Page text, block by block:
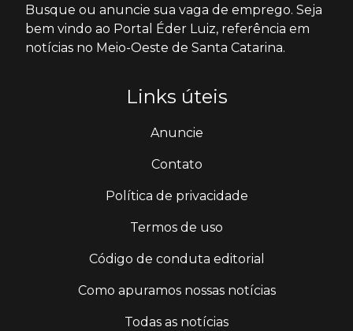
Busque ou anuncie sua vaga de emprego. Seja
bem vindo ao Portal Éder Luiz, referência em
notícias no Meio-Oeste de Santa Catarina.
Links úteis
Anuncie
Contato
Política de privacidade
Termos de uso
Código de conduta editorial
Como apuramos nossas notícias
Todas as notícias